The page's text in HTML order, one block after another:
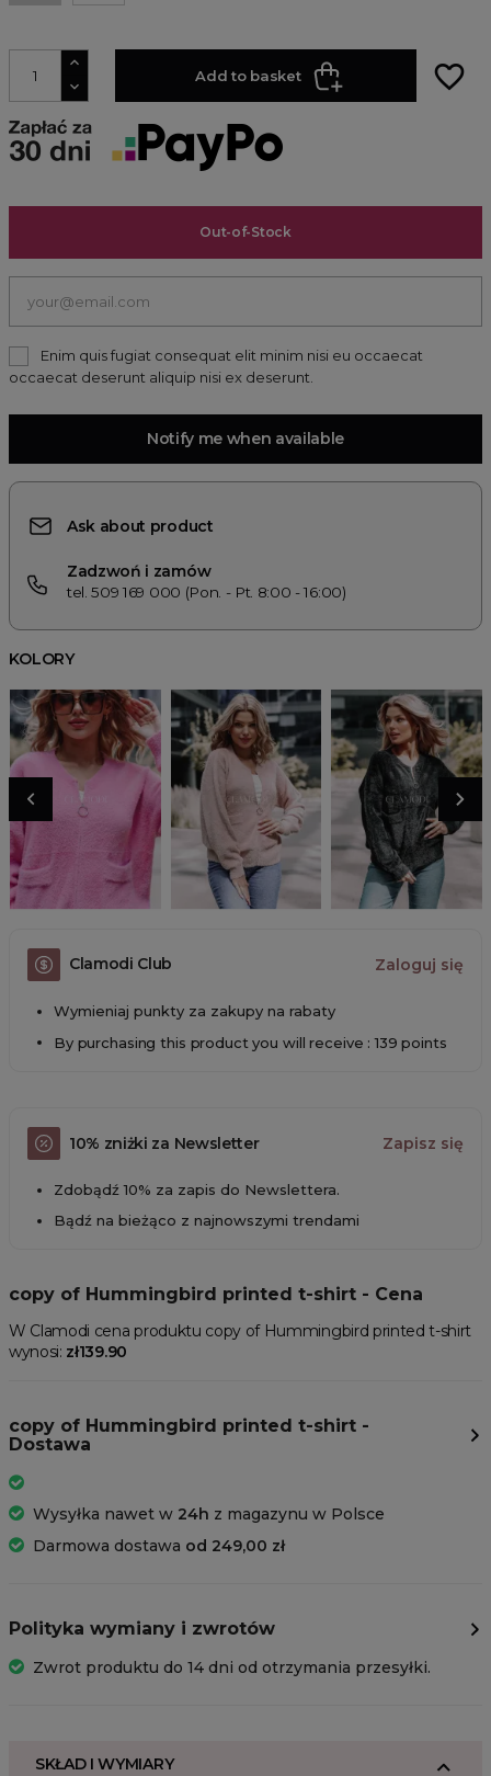
Add to basket favorite_border
Out-of-Stock
Enim quis fugiat consequat elit minim nisi eu occaecat
occaecat deserunt aliquip nisi ex deserunt.
Notify me when available
Ask about product
Zadzwoń i zamów
tel. 509 169 000 (Pon. - Pt. 8:00 - 16:00)
KOLORY
Clamodi Club Zaloguj się
Wymieniaj punkty za zakupy na rabaty
By purchasing this product you will receive : 139 points
10% zniżki za Newsletter Zapisz się
Zdobądź 10% za zapis do Newslettera.
Bądź na bieżąco z najnowszymi trendami
copy of Hummingbird printed t-shirt - Cena
W Clamodi cena produktu copy of Hummingbird printed t-shirt
wynosi: zł139.90
copy of Hummingbird printed t-shirt -
Dostawa
Wysyłka nawet w 24h z magazynu w Polsce
Darmowa dostawa od 249,00 zł
Polityka wymiany i zwrotów
Zwrot produktu do 14 dni od otrzymania przesyłki.
SKŁAD I WYMIARY